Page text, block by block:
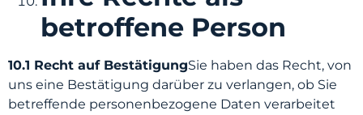
betroffene Person
10.1 Recht auf BestätigungSie haben das Recht, von
uns eine Bestätigung darüber zu verlangen, ob Sie
betreffende personenbezogene Daten verarbeitet